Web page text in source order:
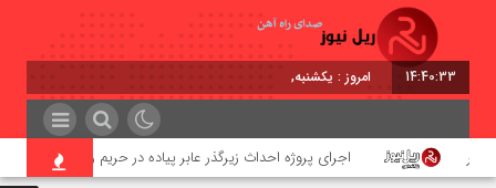
14:40:34 امروز : یکشنبه, ۱۸ مرداد , ۱۴۰۵
اجرای پروژه احداث زیرگذر عابر پیاده در حریم ریلی قائمشهر